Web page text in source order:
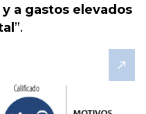
a gastos elevados
”.